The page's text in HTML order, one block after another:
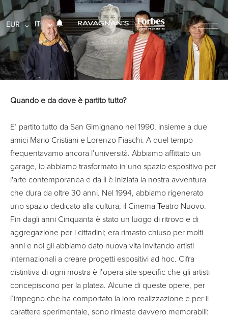
EUR IT
Quando e da dove è partito tutto?
E’ partito tutto da San Gimignano nel 1990, insieme a due
amici Mario Cristiani e Lorenzo Fiaschi. A quel tempo
frequentavamo ancora l’università. Abbiamo affittato un
garage, lo abbiamo trasformato in uno spazio espositivo per
l'arte contemporanea e da lì è iniziata la nostra avventura
che dura da oltre 30 anni. Nel 1994, abbiamo rigenerato
uno spazio dedicato alla cultura, il Cinema Teatro Nuovo.
Fin dagli anni Cinquanta è stato un luogo di ritrovo e di
aggregazione per i cittadini; era rimasto chiuso per molti
anni e noi gli abbiamo dato nuova vita invitando artisti
internazionali a creare progetti espositivi ad hoc. Cifra
distintiva di ogni mostra è l’opera site specific che gli artisti
concepiscono per la platea. Alcune di queste opere, per
l’impegno che ha comportato la loro realizzazione e per il
carattere sperimentale, sono rimaste davvero memorabili: